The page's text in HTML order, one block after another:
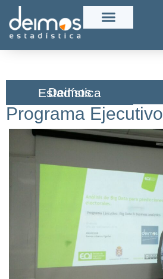
Deimos Estadística​
Programa Ejecutivo